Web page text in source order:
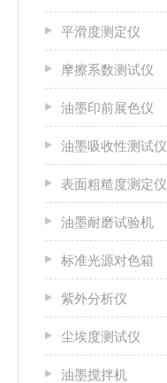
平滑度测定仪
摩擦系数测试仪
油墨印前展色仪
油墨吸收性测试仪
表面粗糙度测定仪
油墨耐磨试验机
标准光源对色箱
紫外分析仪
尘埃度测试仪
油墨搅拌机